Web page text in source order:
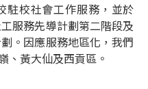
駐校社會工作服務，並於
服務先導計劃第二階段及
。因應服務地區化，我們
、黃大仙及西貢區。